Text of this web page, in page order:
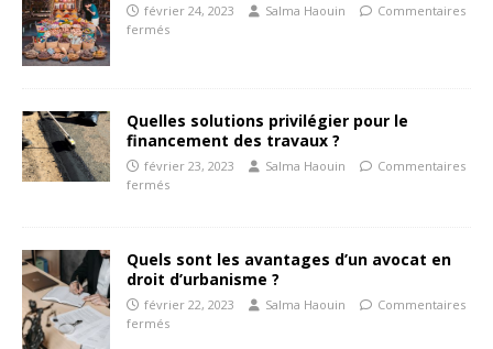
février 24, 2023 Salma Haouin
Commentaires
fermés
Quelles solutions privilégier pour le
financement des travaux ?
février 23, 2023 Salma Haouin
Commentaires
fermés
Quels sont les avantages d’un avocat en
droit d’urbanisme ?
février 22, 2023 Salma Haouin
Commentaires
fermés